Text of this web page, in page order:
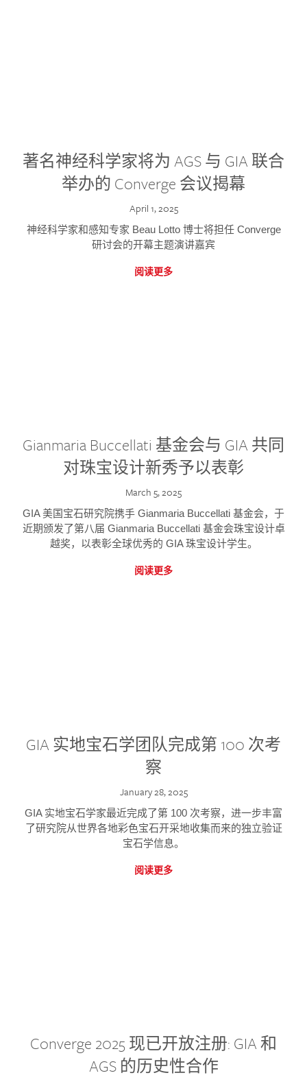
著名神经科学家将为 AGS 与 GIA 联合
举办的 Converge 会议揭幕
April 1, 2025
神经科学家和感知专家 Beau Lotto 博士将担任 Converge
研讨会的开幕主题演讲嘉宾
阅读更多
Gianmaria Buccellati 基金会与 GIA 共同
对珠宝设计新秀予以表彰
March 5, 2025
GIA 美国宝石研究院携手 Gianmaria Buccellati 基金会，于
近期颁发了第八届 Gianmaria Buccellati 基金会珠宝设计卓
越奖，以表彰全球优秀的 GIA 珠宝设计学生。
阅读更多
GIA 实地宝石学团队完成第 100 次考
察
January 28, 2025
GIA 实地宝石学家最近完成了第 100 次考察，进一步丰富
了研究院从世界各地彩色宝石开采地收集而来的独立验证
宝石学信息。
阅读更多
Converge 2025 现已开放注册: GIA 和
AGS 的历史性合作